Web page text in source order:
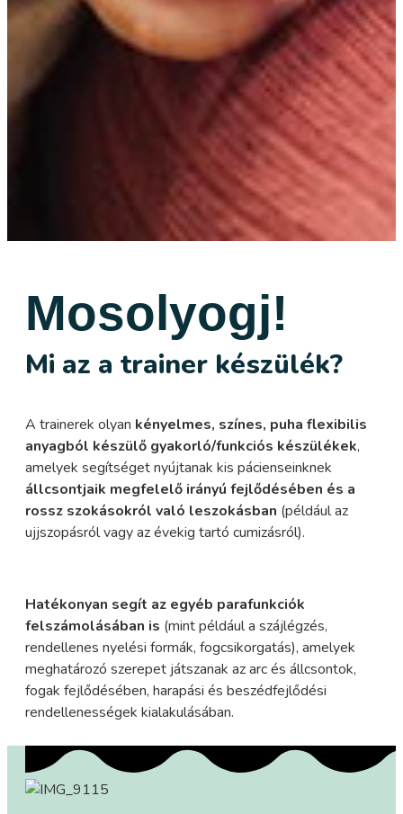
Mosolyogj!
Mi az a trainer készülék?
A trainerek olyan kényelmes, színes, puha flexibilis
anyagból készülő gyakorló/funkciós készülékek,
amelyek segítséget nyújtanak kis pácienseinknek
állcsontjaik megfelelő irányú fejlődésében és a
rossz szokásokról való leszokásban (például az
ujjszopásról vagy az évekig tartó cumizásról).
Hatékonyan segít az egyéb parafunkciók
felszámolásában is (mint például a szájlégzés,
rendellenes nyelési formák, fogcsikorgatás), amelyek
meghatározó szerepet játszanak az arc és állcsontok,
fogak fejlődésében, harapási és beszédfejlődési
rendellenességek kialakulásában.